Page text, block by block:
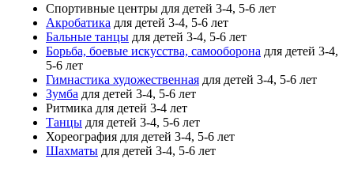
Спортивные центры для детей 3-4, 5-6 лет
Акробатика для детей 3-4, 5-6 лет
Бальные танцы для детей 3-4, 5-6 лет
Борьба, боевые искусства, самооборона для детей 3-4,
5-6 лет
Гимнастика художественная для детей 3-4, 5-6 лет
Зумба для детей 3-4, 5-6 лет
Ритмика для детей 3-4 лет
Танцы для детей 3-4, 5-6 лет
Хореография для детей 3-4, 5-6 лет
Шахматы для детей 3-4, 5-6 лет